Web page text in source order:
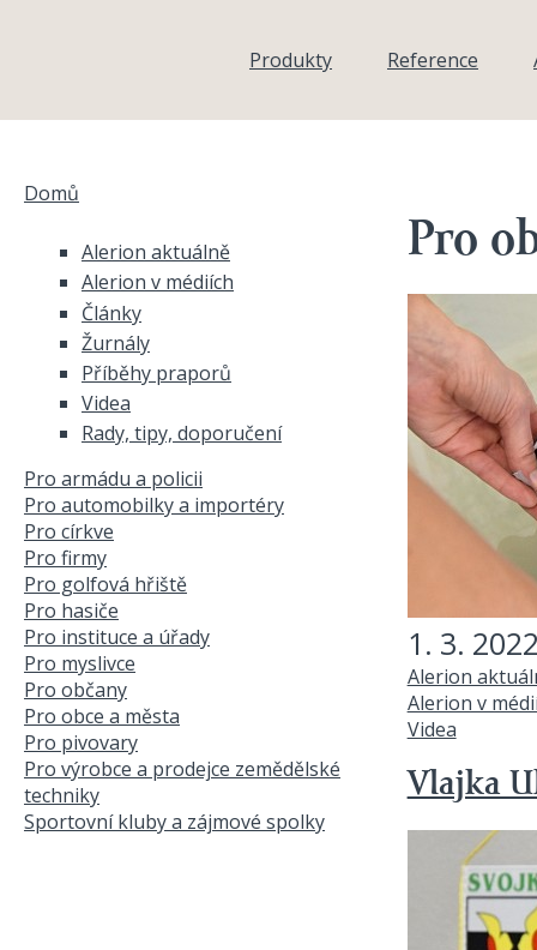
Produkty
Reference
Domů
Pro
1. 3.
Alerion
Alerion v
Videa
Vlajka
Alerion aktuálně
Alerion v médiích
Články
Žurnály
Příběhy praporů
Videa
Rady, tipy, doporučení
Pro armádu a policii
Pro automobilky a importéry
Pro církve
Pro firmy
Pro golfová hřiště
Pro hasiče
Pro instituce a úřady
Pro myslivce
Pro občany
Pro obce a města
Pro pivovary
Pro výrobce a prodejce zemědělské
techniky
Sportovní kluby a zájmové spolky